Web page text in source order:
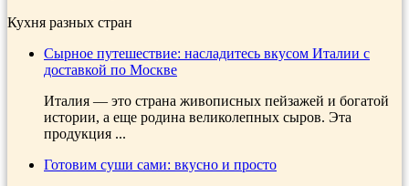
Кухня разных стран
Сырное путешествие: насладитесь вкусом Италии с
доставкой по Москве
Италия — это страна живописных пейзажей и богатой
истории, а еще родина великолепных сыров. Эта
продукция ...
Готовим суши сами: вкусно и просто